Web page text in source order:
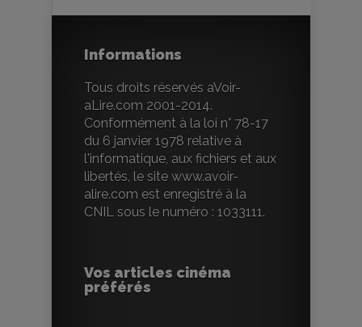
Informations
Tous droits réservés aVoir-
aLire.com 2001-2014.
Conformément à la loi n° 78-17
du 6 janvier 1978 relative à
l'informatique, aux fichiers et aux
libertés, le site www.avoir-
alire.com est enregistré à la
CNIL sous le numéro : 1033111.
Vos articles cinéma
préférés